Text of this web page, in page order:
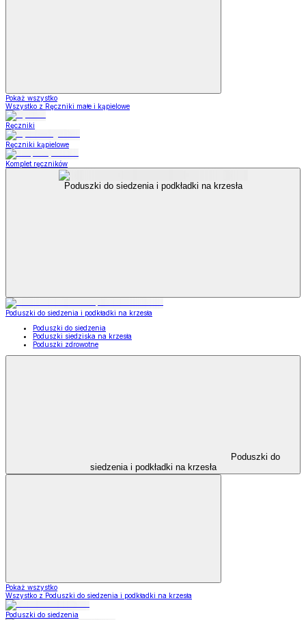
Pokaż wszystko
Wszystko z Ręczniki małe i kąpielowe
Ręczniki
Ręczniki kąpielowe
Komplet ręczników
Poduszki do siedzenia i podkładki na krzesła
Poduszki do siedzenia i podkładki na krzesła
Poduszki do siedzenia
Poduszki siedziska na krzesła
Poduszki zdrowotne
Poduszki do
siedzenia i podkładki na krzesła
Pokaż wszystko
Wszystko z Poduszki do siedzenia i podkładki na krzesła
Poduszki do siedzenia